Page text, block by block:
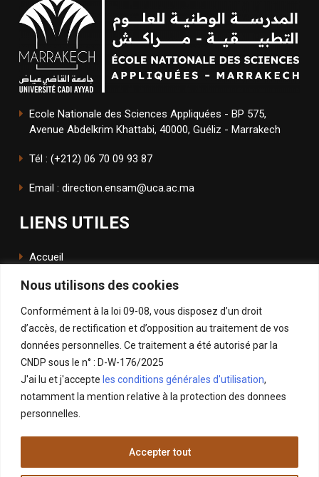
Nous utilisons des cookies
Conformément à la loi 09-08, vous disposez d’un droit
d’accès, de rectification et d’opposition au traitement de vos
données personnelles. Ce traitement a été autorisé par la
CNDP sous le n° : D-W-176/2025
J'ai lu et j'accepte les conditions générales d'utilisation,
notamment la mention relative à la protection des donnees
personnelles.
Accepter tout
Ecole Nationale des Sciences Appliquées - BP 575,
Avenue Abdelkrim Khattabi, 40000, Guéliz - Marrakech
Tél : (+212) 06 70 09 93 87
Email : direction.ensam@uca.ac.ma
LIENS UTILES
Accueil
L'école
ENSApp
SUIVEZ NOUS
Facebook
Instagram
X